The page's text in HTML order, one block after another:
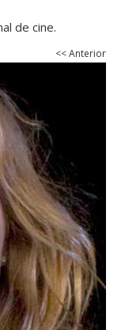
de cine.
<< Anterior